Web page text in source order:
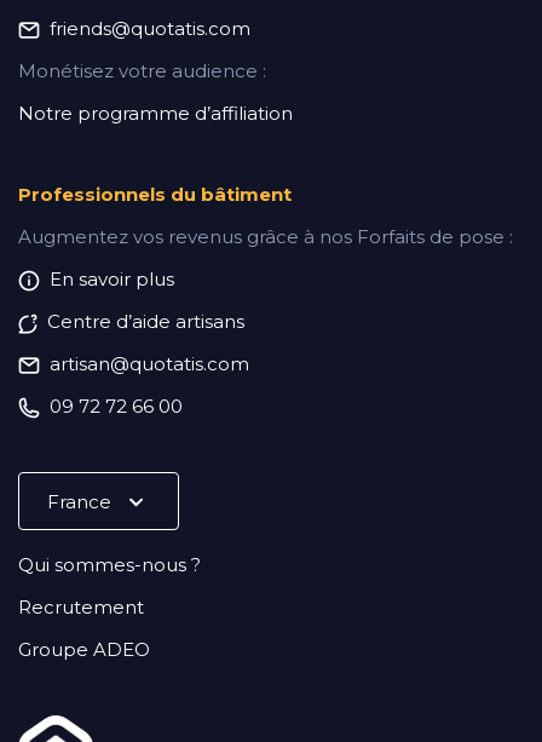
friends@quotatis.com
Monétisez votre audience :
Notre programme d’affiliation
Professionnels du bâtiment
Augmentez vos revenus grâce à nos Forfaits de pose :
En savoir plus
Centre d’aide artisans
artisan@quotatis.com
09 72 72 66 00
Qui sommes-nous ?
Recrutement
Groupe ADEO